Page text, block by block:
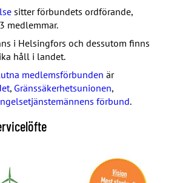
sitter förbundets ordförande,
medlemmar.
i Helsingfors och dessutom finns
håll i landet.
medlemsförbunden är
, Gränssäkerhetsunionen,
förbund.